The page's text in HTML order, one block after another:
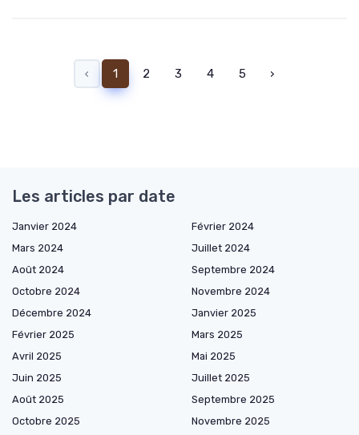
‹ 1 2 3 4 5 ›
Les articles par date
Janvier 2024
Février 2024
Mars 2024
Juillet 2024
Août 2024
Septembre 2024
Octobre 2024
Novembre 2024
Décembre 2024
Janvier 2025
Février 2025
Mars 2025
Avril 2025
Mai 2025
Juin 2025
Juillet 2025
Août 2025
Septembre 2025
Octobre 2025
Novembre 2025